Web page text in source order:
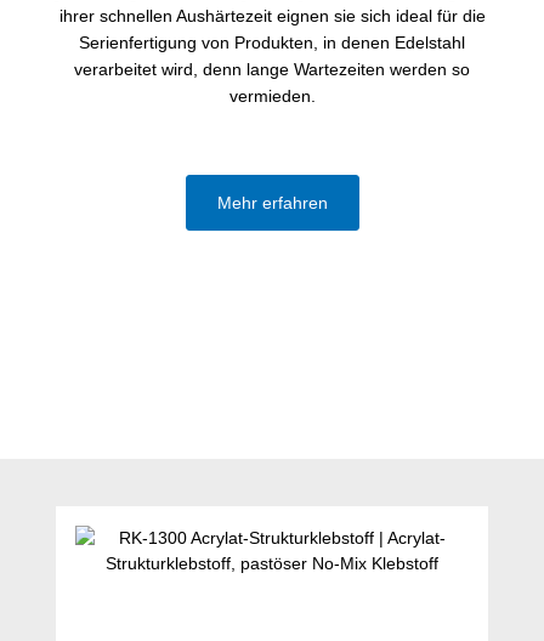
ihrer schnellen Aushärtezeit eignen sie sich ideal für die
Serienfertigung von Produkten, in denen Edelstahl
verarbeitet wird, denn lange Wartezeiten werden so
vermieden.
Mehr erfahren